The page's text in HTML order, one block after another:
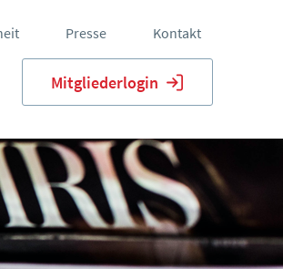
Presse Kontakt
Mitgliederlogin